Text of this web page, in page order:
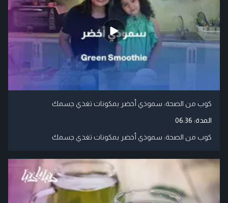
كوب من الصحة: سموذي أخضر بمكونات تغذي جسمك
المدة: 06:36
كوب من الصحة: سموذي أخضر بمكونات تغذي جسمك